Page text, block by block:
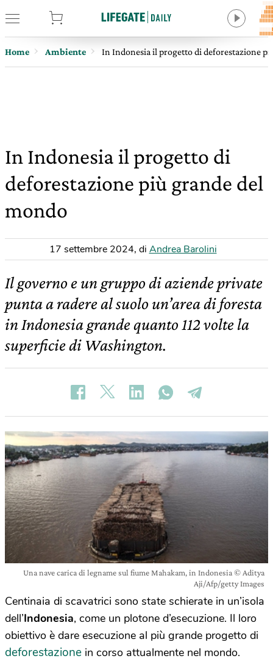
Home Ambiente In Indonesia il progetto di deforestazione
In Indonesia il progetto di
deforestazione più grande del
mondo
17 settembre 2024, di Andrea Barolini
Il governo e un gruppo di aziende private
punta a radere al suolo un’area di foresta
in Indonesia grande quanto 112 volte la
superficie di Washington.
Una nave carica di legname sul fiume Mahakam, in Indonesia © Aditya
Aji/Afp/getty Images
Centinaia di scavatrici sono state schierate in un’isola
dell’Indonesia, come un plotone d’esecuzione. Il loro
obiettivo è dare esecuzione al più grande progetto di
deforestazione in corso attualmente nel mondo.